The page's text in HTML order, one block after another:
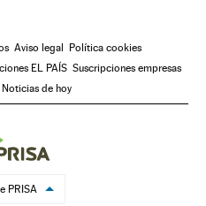
Aviso legal Política cookies
EL PAÍS Suscripciones empresas
Noticias de hoy
PRISA